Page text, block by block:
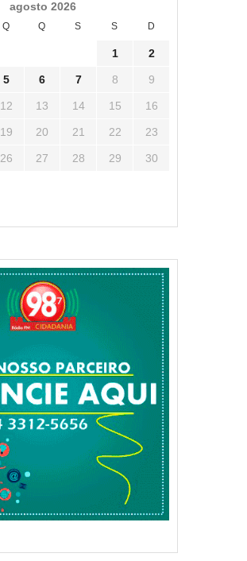
agosto 2026
Q Q S S D
1 2
5 6 7 8 9
12 13 14 15 16
19 20 21 22 23
26 27 28 29 30